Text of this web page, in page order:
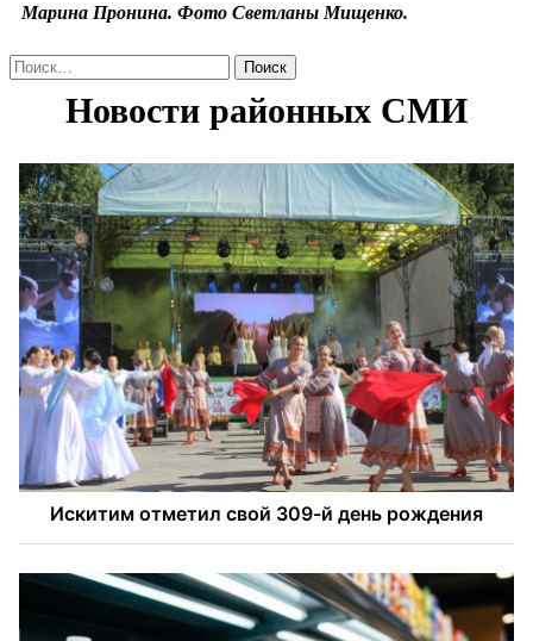
Марина Пронина. Фото Светланы Мищенко.
Найти: